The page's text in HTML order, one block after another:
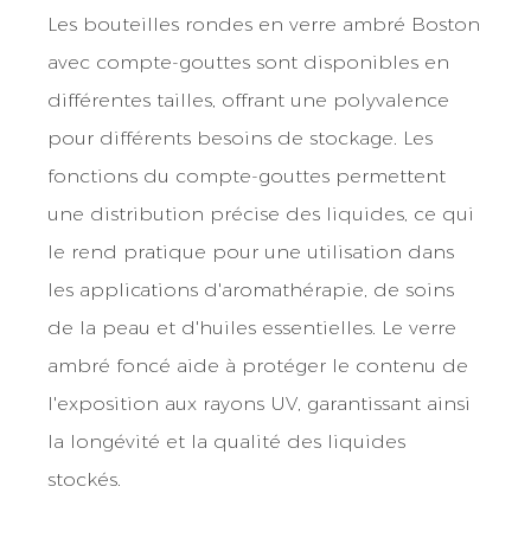
Les bouteilles rondes en verre ambré Boston
avec compte-gouttes sont disponibles en
différentes tailles, offrant une polyvalence
pour différents besoins de stockage. Les
fonctions du compte-gouttes permettent
une distribution précise des liquides, ce qui
le rend pratique pour une utilisation dans
les applications d'aromathérapie, de soins
de la peau et d'huiles essentielles. Le verre
ambré foncé aide à protéger le contenu de
l'exposition aux rayons UV, garantissant ainsi
la longévité et la qualité des liquides
stockés.